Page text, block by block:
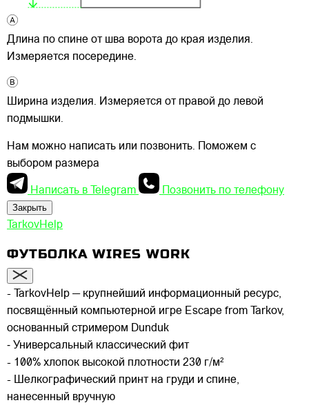
Длина по спине от шва ворота до края изделия.
Измеряется посередине.
Ширина изделия. Измеряется от правой до левой
подмышки.
Нам можно написать или позвонить. Поможем с
выбором размера
Написать в Telegram Позвонить по телефону
Закрыть
TarkovHelp
ФУТБОЛКА WIRES WORK
- TarkovHelp — крупнейший информационный ресурс,
посвящённый компьютерной игре Escape from Tarkov,
основанный стримером Dunduk
⁃ Универсальный классический фит
- 100% хлопок высокой плотности 230 г/м²
- Шелкографический принт на груди и спине,
нанесенный вручную